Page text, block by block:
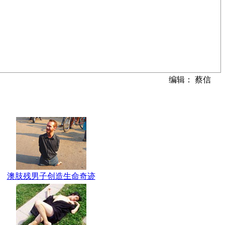
编辑： 蔡信
澳肢残男子创造生命奇迹